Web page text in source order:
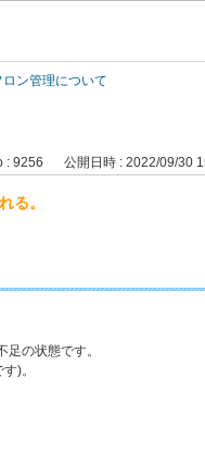
ロン管理について
: 9256 公開日時 : 2022/09/30
る。
の状態です。
)。